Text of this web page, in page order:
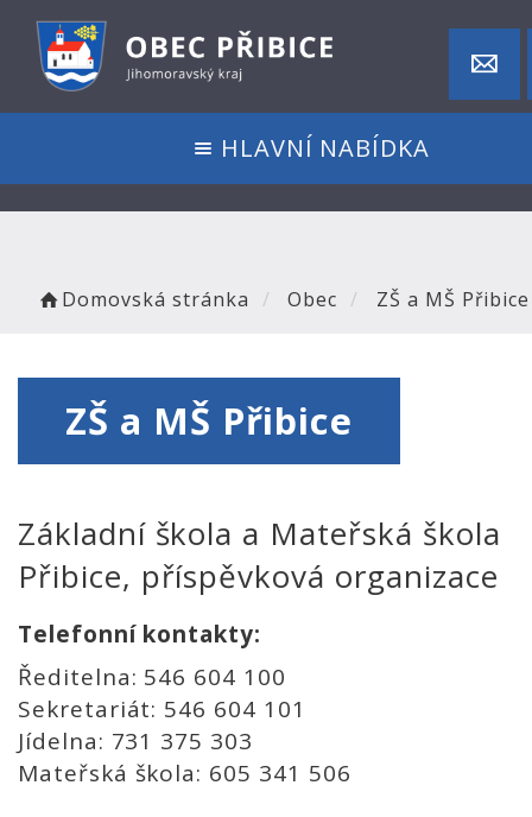
HLAVNÍ NABÍDKA
Domovská stránka Obec ZŠ a MŠ Přibice
ZŠ a MŠ Přibice
Základní škola a Mateřská škola
Přibice, příspěvková organizace
Telefonní kontakty:
Ředitelna: 546 604 100
Sekretariát: 546 604 101
Jídelna: 731 375 303
Mateřská škola: 605 341 506